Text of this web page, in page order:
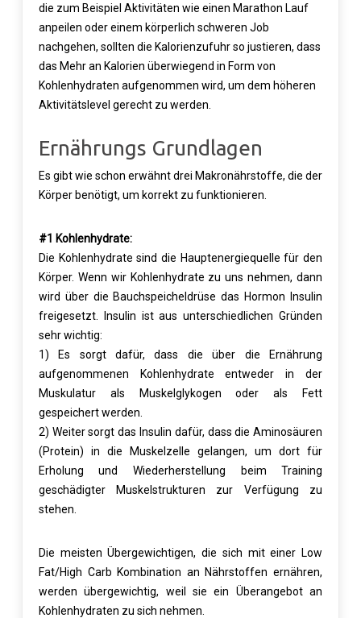
die zum Beispiel Aktivitäten wie einen Marathon Lauf
anpeilen oder einem körperlich schweren Job
nachgehen, sollten die Kalorienzufuhr so justieren, dass
das Mehr an Kalorien überwiegend in Form von
Kohlenhydraten aufgenommen wird, um dem höheren
Aktivitätslevel gerecht zu werden.
Ernährungs Grundlagen
Es gibt wie schon erwähnt drei Makronährstoffe, die der
Körper benötigt, um korrekt zu funktionieren.
#1 Kohlenhydrate:
Die Kohlenhydrate sind die Hauptenergiequelle für den
Körper. Wenn wir Kohlenhydrate zu uns nehmen, dann
wird über die Bauchspeicheldrüse das Hormon Insulin
freigesetzt. Insulin ist aus unterschiedlichen Gründen
sehr wichtig:
1) Es sorgt dafür, dass die über die Ernährung
aufgenommenen Kohlenhydrate entweder in der
Muskulatur als Muskelglykogen oder als Fett
gespeichert werden.
2) Weiter sorgt das Insulin dafür, dass die Aminosäuren
(Protein) in die Muskelzelle gelangen, um dort für
Erholung und Wiederherstellung beim Training
geschädigter Muskelstrukturen zur Verfügung zu
stehen.
Die meisten Übergewichtigen, die sich mit einer Low
Fat/High Carb Kombination an Nährstoffen ernähren,
werden übergewichtig, weil sie ein Überangebot an
Kohlenhydraten zu sich nehmen.